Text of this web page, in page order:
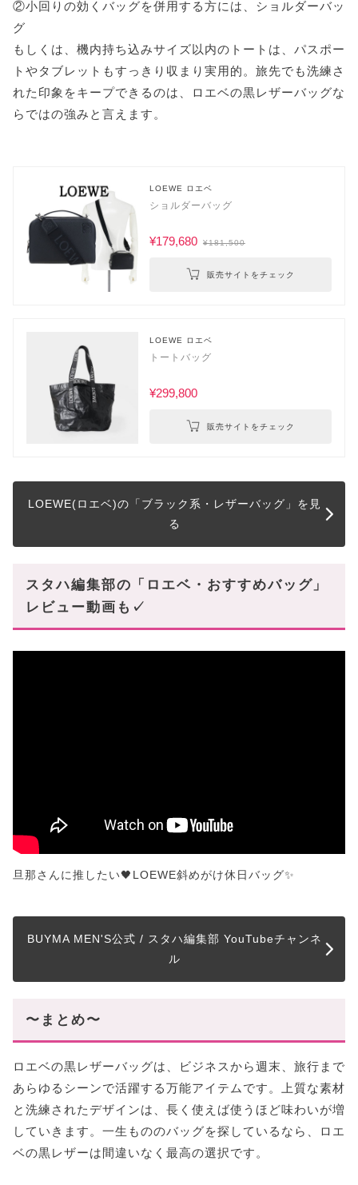
②小回りの効くバッグを併用する方には、ショルダーバッ
グ
もしくは、機内持ち込みサイズ以内のトートは、パスポー
トやタブレットもすっきり収まり実用的。旅先でも洗練さ
れた印象をキープできるのは、ロエベの黒レザーバッグな
らではの強みと言えます。
LOEWE ロエベ
ショルダーバッグ
¥179,680 ¥181,500
販売サイトをチェック
LOEWE ロエベ
トートバッグ
¥299,800
販売サイトをチェック
LOEWE(ロエベ)の「ブラック系・レザーバッグ」を見
る
スタハ編集部の「ロエベ・おすすめバッグ」
レビュー動画も✓
旦那さんに推したい🖤LOEWE斜めがけ休日バッグ✨
BUYMA MEN'S公式 / スタハ編集部 YouTubeチャンネ
ル
〜まとめ〜
ロエベの黒レザーバッグは、ビジネスから週末、旅行まで
あらゆるシーンで活躍する万能アイテムです。上質な素材
と洗練されたデザインは、長く使えば使うほど味わいが増
していきます。一生もののバッグを探しているなら、ロエ
ベの黒レザーは間違いなく最高の選択です。